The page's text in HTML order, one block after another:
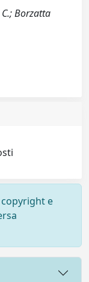
Borzatta
e